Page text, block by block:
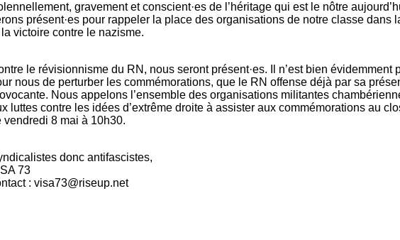
gravement et conscient·es de l’héritage qui est le nôtre
présent·es pour rappeler la place des organisations de notre classe dans
victoire contre le nazisme.
le révisionnisme du RN, nous seront présent·es. Il n’est bien évidemment
nous de perturber les commémorations, que le RN offense déjà par sa
Nous appelons l’ensemble des organisations militantes
luttes contre les idées d’extrême droite à assister aux commémorations au
vendredi 8 mai à 10h30.
donc antifascistes,
73
: visa73@riseup.net